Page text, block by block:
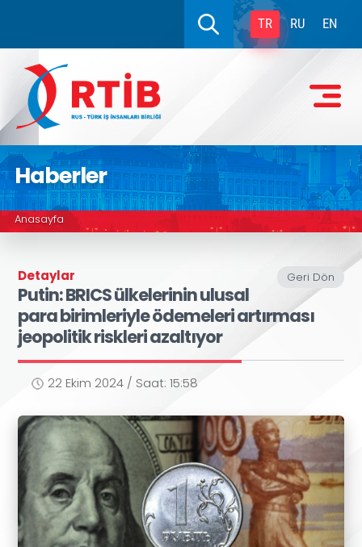
TR RU EN
Haberler
Anasayfa
Geri Dön
Detaylar
Putin: BRICS ülkelerinin ulusal
para birimleriyle ödemeleri artırması
jeopolitik riskleri azaltıyor
22 Ekim 2024 / Saat: 15:58